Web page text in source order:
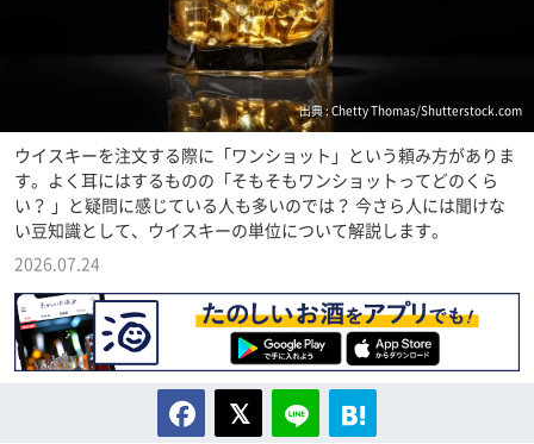
出典 : Chetty Thomas/Shutterstock.com
ウイスキーを注文する際に「ワンショット」という頼み方がありま
す。よく耳にはするものの「そもそもワンショットってどのくら
い？ 」と疑問に感じている人も多いのでは？ 今さら人には聞けな
い豆知識として、ウイスキーの単位について解説します。
2026.07.24